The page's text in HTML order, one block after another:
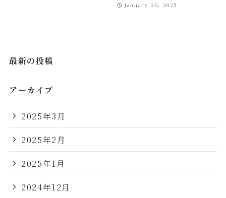
January 20, 2025
最新の投稿
アーカイブ
2025年3月
2025年2月
2025年1月
2024年12月